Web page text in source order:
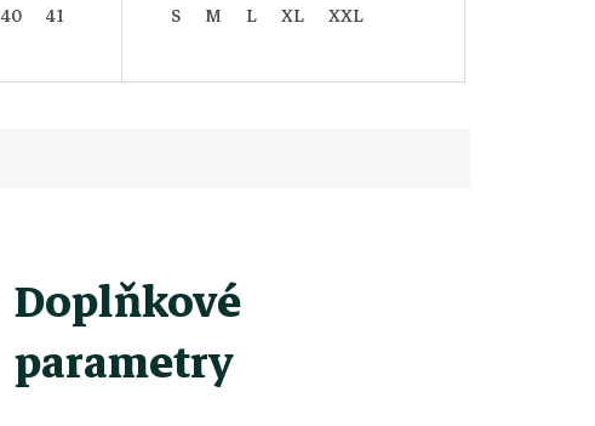
40 41 44 45 46 48
S M L XL XXL
Doplňkové
parametry